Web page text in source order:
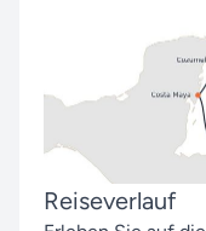
Reiseverlauf